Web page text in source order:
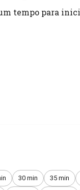
tempo para
30 min 35 min